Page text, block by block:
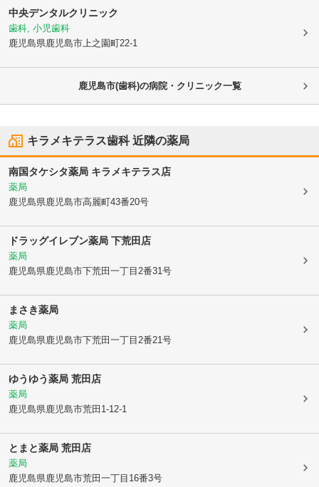
中央デンタルクリニック
歯科, 小児歯科
鹿児島県鹿児島市 上之園町22-1
鹿児島市(歯科)の病院・クリニック一覧
キラメキテラス歯科近隣の薬局
南国タケシタ薬局 キラメキテラス店
薬局
鹿児島県鹿児島市高麗町43番20号
ドラッグイレブン薬局 下荒田店
薬局
鹿児島県鹿児島市下荒田一丁目2番31号
まさき薬局
薬局
鹿児島県鹿児島市下荒田一丁目2番21号
ゆうゆう薬局 荒田店
薬局
鹿児島県鹿児島市荒田1-12-1
とまと薬局 荒田店
薬局
鹿児島県鹿児島市荒田一丁目16番3号